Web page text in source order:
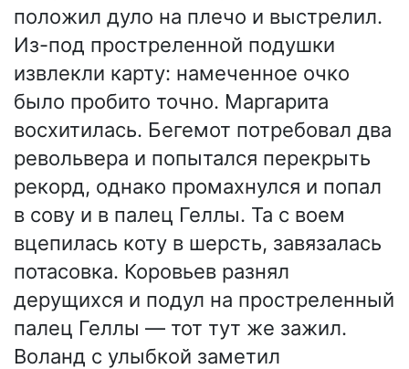
положил дуло на плечо и выстрелил.
Из-под простреленной подушки
извлекли карту: намеченное очко
было пробито точно. Маргарита
восхитилась. Бегемот потребовал два
револьвера и попытался перекрыть
рекорд, однако промахнулся и попал
в сову и в палец Геллы. Та с воем
вцепилась коту в шерсть, завязалась
потасовка. Коровьев разнял
дерущихся и подул на простреленный
палец Геллы — тот тут же зажил.
Воланд с улыбкой заметил